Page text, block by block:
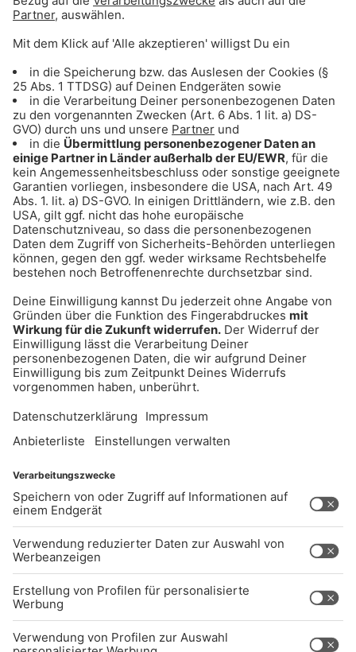
UNTERNEHMEN
Kontakt
Jobs
Sendeempfang
Über uns
AKTIV DARAN, UNSERE WEBSITE
BARRIEREFREI ZU GESTALTEN - GEMÄSS D
EN ANFORDERUNGEN DES B
ARRIEREFREIHEITSSTÄRKUNGSGESETZES. W
ENN SIE AUF BARRIEREN STOSSEN ODER UN
TERSTÜTZUNG BENÖTIGEN, KO
NTAKTIEREN SIE UNS GERNE.
(089) 38 38 38 38
info@radiogong.de
Impressum Datenschutz AGB kommentarrichtlinien